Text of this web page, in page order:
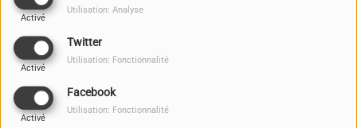
Activé
Utilisation: Analyse
Twitter
Activé
Utilisation: Fonctionnalité
Facebook
Activé
Utilisation: Fonctionnalité
Les invités de Radio Grand
"R"